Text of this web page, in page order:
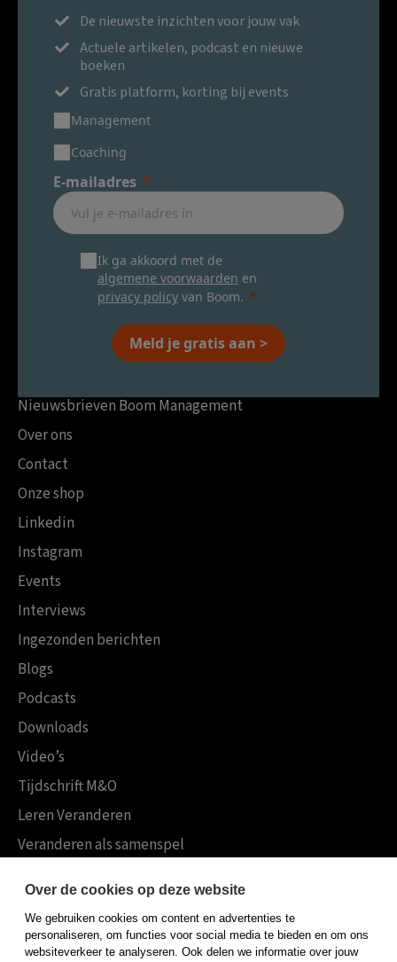
De nieuwste inzichten voor jouw vak
Actuele artikelen, podcast en nieuwe
boeken
Gratis platform, korting bij events
Management
Coaching
E-mailadres
Ik ga akkoord met de
algemene voorwaarden en
privacy policy van Boom.
Meld je gratis aan >
Nieuwsbrieven Boom Management
Over ons
Contact
Onze shop
Linkedin
Instagram
Events
Interviews
Ingezonden berichten
Blogs
Podcasts
Downloads
Video’s
Tijdschrift M&O
Leren Veranderen
Veranderen als samenspel
Koninklijke Boom uitgevers
Boom Psychologie
Over de cookies op deze website
We gebruiken cookies om content en advertenties te
personaliseren, om functies voor social media te bieden en om ons
websiteverkeer te analyseren. Ook delen we informatie over jouw